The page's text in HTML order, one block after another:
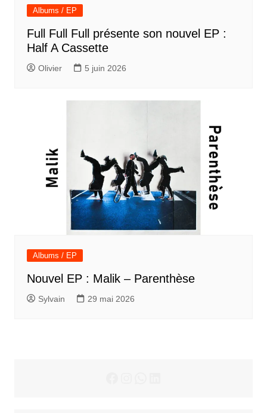
Albums / EP
Full Full Full présente son nouvel EP :
Half A Cassette
Olivier 5 juin 2026
Albums / EP
Nouvel EP : Malik – Parenthèse
Sylvain 29 mai 2026